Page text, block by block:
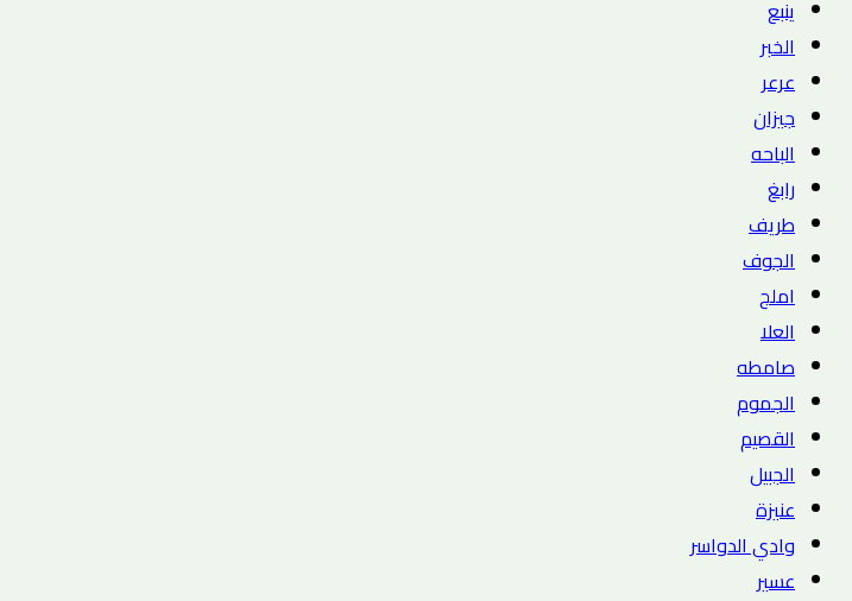
ينبع
الخبر
عرعر
جيزان
الباحه
رابغ
طريف
الجوف
املج
العلا
صامطه
الجموم
القصيم
الجبيل
عنيزة
وادي الدواسر
عسير